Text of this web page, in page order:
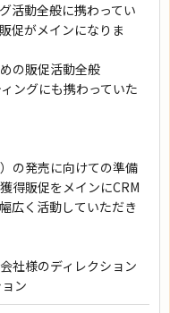
活動全般に携わってい
促がメインになりま
の販促活動全般
ングにも携わっていた
の発売に向けての準備
得販促をメインにCRM
広く活動していただき
社様のディレクション
ン